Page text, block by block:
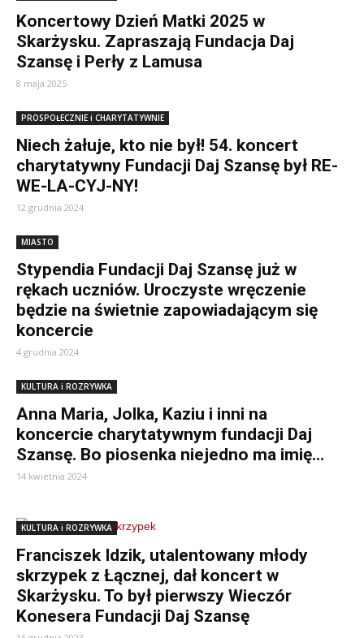
Koncertowy Dzień Matki 2025 w
Skarżysku. Zapraszają Fundacja Daj
Szansę i Perły z Lamusa
8 maja 2025
PROSPOŁECZNIE i CHARYTATYWNIE
Niech żałuje, kto nie był! 54. koncert
charytatywny Fundacji Daj Szansę był RE-
WE-LA-CYJ-NY!
12 grudnia 2024
MIASTO
Stypendia Fundacji Daj Szansę już w
rękach uczniów. Uroczyste wręczenie
będzie na świetnie zapowiadającym się
koncercie
4 grudnia 2024
KULTURA i ROZRYWKA
Anna Maria, Jolka, Kaziu i inni na
koncercie charytatywnym fundacji Daj
Szansę. Bo piosenka niejedno ma imię…
14 kwietnia 2024
KULTURA i ROZRYWKA
Franciszek Idzik, utalentowany młody
skrzypek z Łącznej, dał koncert w
Skarżysku. To był pierwszy Wieczór
Konesera Fundacji Daj Szansę